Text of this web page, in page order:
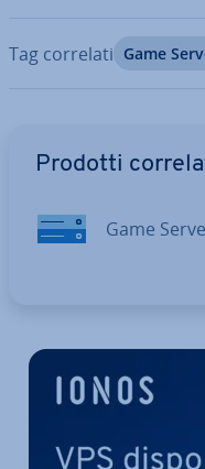
Tag correlati Game
Prodotti
Game